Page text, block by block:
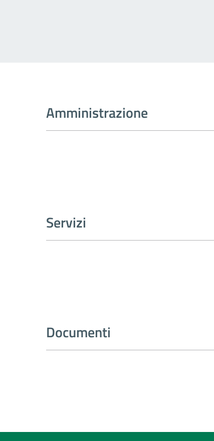
Amministrazione
Servizi
Documenti